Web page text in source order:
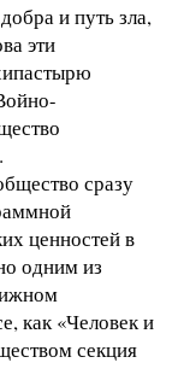
и путь зла,
эти
сразу
ценностей в
одним из
как «Человек и
секция